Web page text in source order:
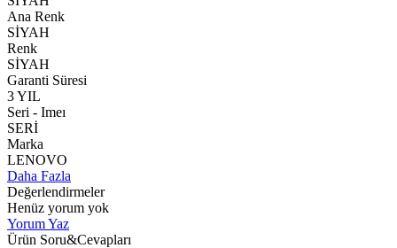
Ana Renk
SİYAH
Renk
SİYAH
Garanti Süresi
3 YIL
Seri - Imeı
SERİ
Marka
LENOVO
Daha Fazla
Değerlendirmeler
Henüz yorum yok
Yorum Yaz
Ürün Soru&Cevapları